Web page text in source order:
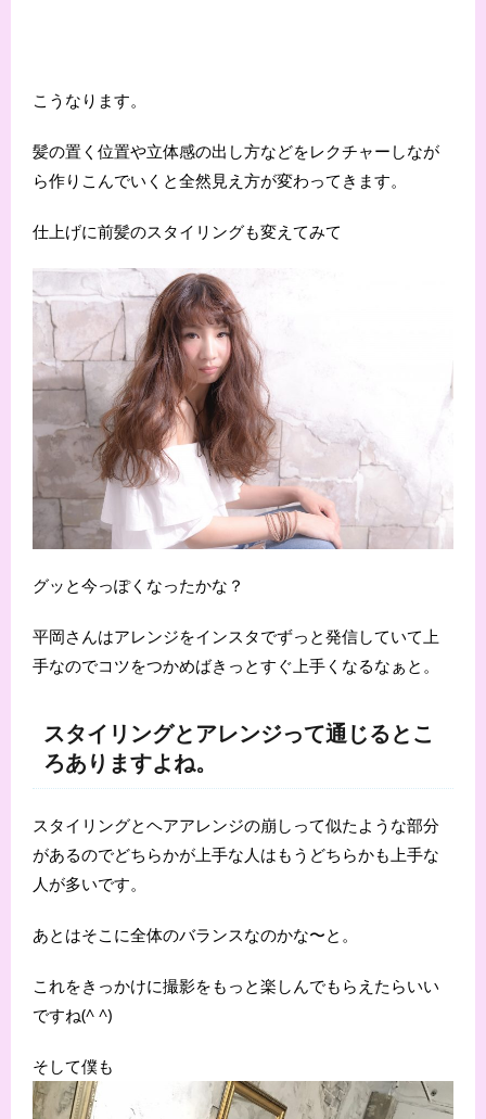
こうなります。
髪の置く位置や立体感の出し方などをレクチャーしなが
ら作りこんでいくと全然見え方が変わってきます。
仕上げに前髪のスタイリングも変えてみて
グッと今っぽくなったかな？
平岡さんはアレンジをインスタでずっと発信していて上
手なのでコツをつかめばきっとすぐ上手くなるなぁと。
スタイリングとアレンジって通じるとこ
ろありますよね。
スタイリングとヘアアレンジの崩しって似たような部分
があるのでどちらかが上手な人はもうどちらかも上手な
人が多いです。
あとはそこに全体のバランスなのかな〜と。
これをきっかけに撮影をもっと楽しんでもらえたらいい
ですね(^ ^)
そして僕も